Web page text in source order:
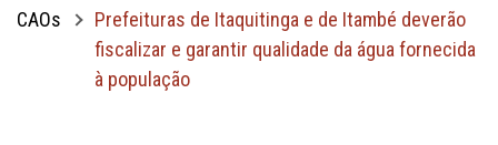
CAOs
Prefeituras de Itaquitinga e de Itambé deverão
fiscalizar e garantir qualidade da água fornecida
à população